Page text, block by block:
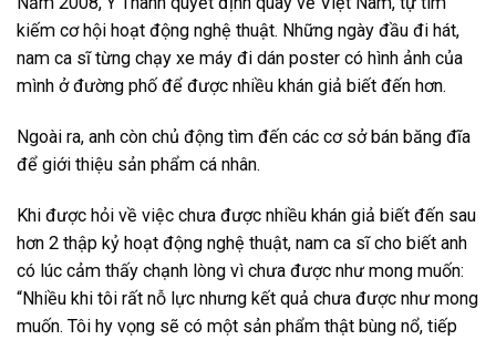
kiếm cơ hội hoạt động nghệ thuật. Những ngày đầu đi hát,
nam ca sĩ từng chạy xe máy đi dán poster có hình ảnh của
mình ở đường phố để được nhiều khán giả biết đến hơn.
Ngoài ra, anh còn chủ động tìm đến các cơ sở bán băng đĩa
để giới thiệu sản phẩm cá nhân.
Khi được hỏi về việc chưa được nhiều khán giả biết đến sau
hơn 2 thập kỷ hoạt động nghệ thuật, nam ca sĩ cho biết anh
có lúc cảm thấy chạnh lòng vì chưa được như mong muốn:
“Nhiều khi tôi rất nỗ lực nhưng kết quả chưa được như mong
muốn. Tôi hy vọng sẽ có một sản phẩm thật bùng nổ, tiếp